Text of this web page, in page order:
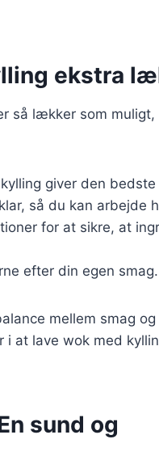
ekstra
så lækker som muligt,
giver den bedste
så du kan arbejde
for at sikre, at
efter din egen smag.
mellem smag
at lave wok med
sund og